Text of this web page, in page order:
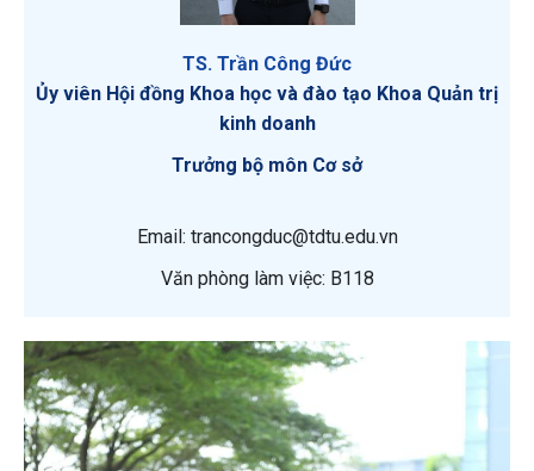
TS. Trần Công Đức
Ủy viên Hội đồng Khoa học và đào tạo Khoa Quản trị
kinh doanh
Trưởng bộ môn Cơ sở
Email: trancongduc@tdtu.edu.vn
Văn phòng làm việc: B118